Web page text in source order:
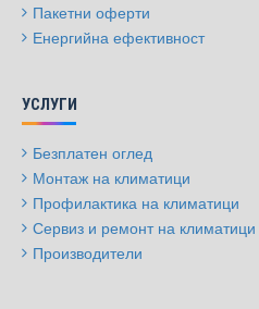
Пакетни оферти
Енергийна ефективност
УСЛУГИ
Безплатен оглед
Монтаж на климатици
Профилактика на климатици
Сервиз и ремонт на климатици
Производители